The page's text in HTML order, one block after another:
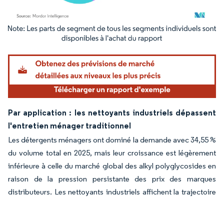
Image © Mordor Intelligence. La réutilisation nécessite une attribution sous CC BY
Par application : les nettoyants industriels dépassent
l'entretien ménager traditionnel
Les détergents ménagers ont dominé la demande avec 34,55 %
du volume total en 2025, mais leur croissance est légèrement
inférieure à celle du marché global des alkyl polyglycosides en
raison de la pression persistante des prix des marques
distributeurs. Les nettoyants industriels affichent la trajectoire